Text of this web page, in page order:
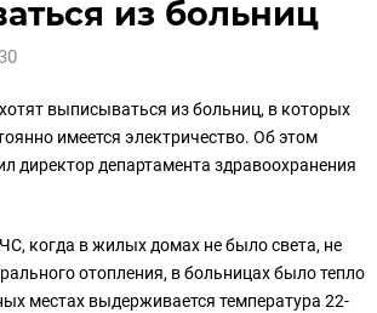
из больниц
выписываться из больниц, в которых
имеется электричество. Об этом
директор департамента здравоохранения
когда в жилых домах не было света, не
отопления, в больницах было тепло
местах выдерживается температура 22-